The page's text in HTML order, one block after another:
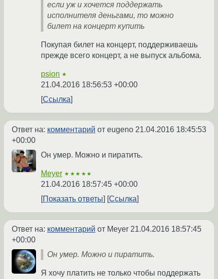
если уж и хочется поддержать
исполнителя деньгами, то можно
билет на концерт купить
Покупая билет на концерт, поддерживаешь
прежде всего концерт, а не выпуск альбома.
psion ★
21.04.2016 18:56:53 +00:00
Ссылка
Ответ на: комментарий от eugeno 21.04.2016 18:45:53
+00:00
Он умер. Можно и пиратить.
Meyer ★★★★★
21.04.2016 18:57:45 +00:00
Показать ответы
Ссылка
Ответ на: комментарий от Meyer 21.04.2016 18:57:45
+00:00
Он умер. Можно и пиратить.
Я хочу платить не только чтобы поддержать